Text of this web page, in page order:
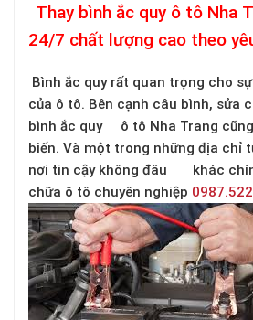
Thay bình ắc quy ô tô Nha
24/7 chất lượng cao theo
Bình ắc quy rất quan trọng cho
của ô tô. Bên cạnh câu bình, sửa
bình ắc quy ô tô Nha Trang
biến. Và một trong những địa chỉ
nơi tin cậy không đâu khác
chữa ô tô chuyên nghiệp